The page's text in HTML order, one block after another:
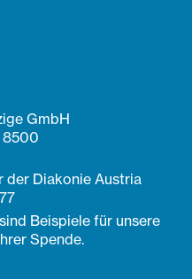
GmbH
8500
der Diakonie Austria
Beispiele für unsere
Spende.